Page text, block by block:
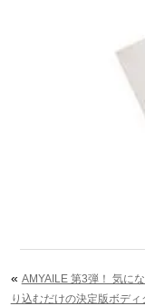
« AMYAILE 第3弾！ 気に
り込むだけの決定版ボディ